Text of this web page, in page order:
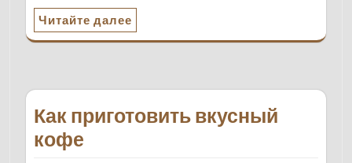
Читайте далее
Как приготовить вкусный
кофе